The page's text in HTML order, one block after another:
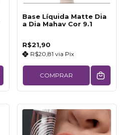
Base Líquida Matte Dia
a Dia Mahav Cor 9.1
R$21,90
R$20,81 via Pix
COMPRAR